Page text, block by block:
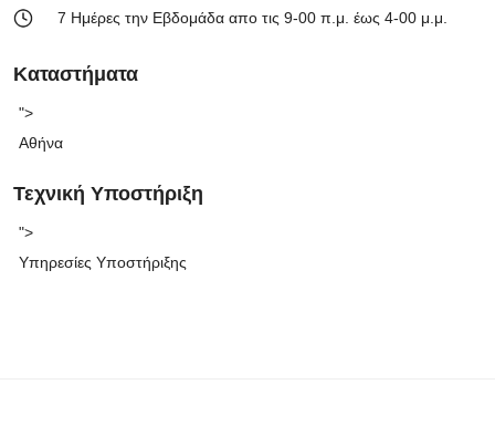
7 Ημέρες την Εβδομάδα απο τις 9-00 π.μ. έως 4-00 μ.μ.
Καταστήματα
">
Αθήνα
Τεχνική Υποστήριξη
">
Υπηρεσίες Υποστήριξης